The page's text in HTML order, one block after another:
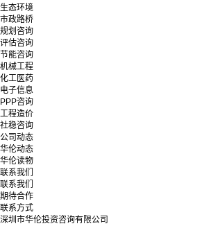
生态环境
市政路桥
规划咨询
评估咨询
节能咨询
机械工程
化工医药
电子信息
PPP咨询
工程造价
社稳咨询
公司动态
华伦动态
华伦读物
联系我们
联系我们
期待合作
联系方式
深圳市华伦投资咨询有限公司